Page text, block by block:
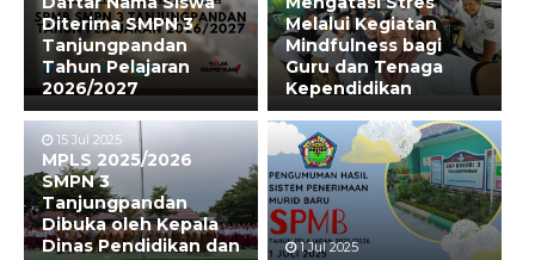
Diterima SMPN 3
Tanjungpandan
Tahun Pelajaran
2026/2027
Melalui Kegiatan
Mindfulness bagi
Guru dan Tenaga
Kependidikan
15 Jul 2025
MPLS 2025/2026
SMPN 3
Tanjungpandan
Dibuka oleh Kepala
Dinas Pendidikan dan
1 Jul 2025